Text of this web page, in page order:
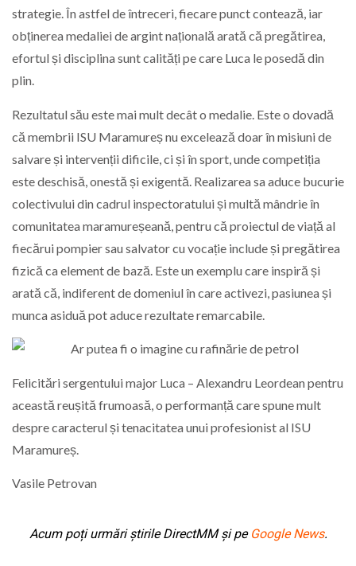
strategie. În astfel de întreceri, fiecare punct contează, iar
obținerea medaliei de argint națională arată că pregătirea,
efortul și disciplina sunt calități pe care Luca le posedă din
plin.
Rezultatul său este mai mult decât o medalie. Este o dovadă
că membrii ISU Maramureș nu excelează doar în misiuni de
salvare și intervenții dificile, ci și în sport, unde competiția
este deschisă, onestă și exigentă. Realizarea sa aduce bucurie
colectivului din cadrul inspectoratului și multă mândrie în
comunitatea maramureșeană, pentru că proiectul de viață al
fiecărui pompier sau salvator cu vocație include și pregătirea
fizică ca element de bază. Este un exemplu care inspiră și
arată că, indiferent de domeniul în care activezi, pasiunea și
munca asiduă pot aduce rezultate remarcabile.
Felicitări sergentului major Luca – Alexandru Leordean pentru
această reușită frumoasă, o performanță care spune mult
despre caracterul și tenacitatea unui profesionist al ISU
Maramureș.
Vasile Petrovan
Acum poți urmări știrile DirectMM și pe Google News.